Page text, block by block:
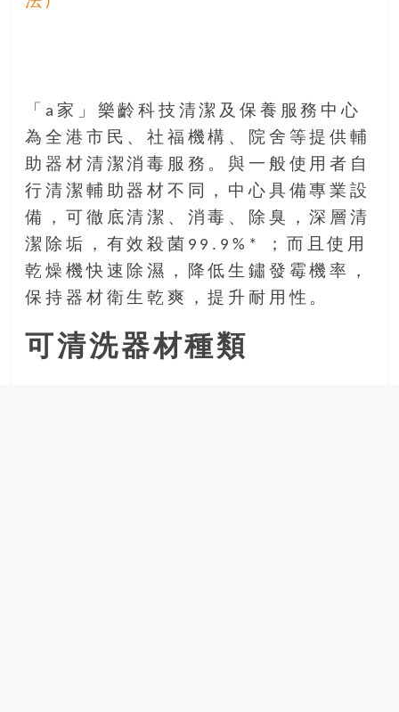
「a家」樂齡科技清潔及保養服務中心
為全港市民、社福機構、院舍等提供輔
助器材清潔消毒服務。與一般使用者自
行清潔輔助器材不同，中心具備專業設
備，可徹底清潔、消毒、除臭，深層清
潔除垢，有效殺菌99.9%* ；而且使用
乾燥機快速除濕，降低生鏽發霉機率，
保持器材衛生乾爽，提升耐用性。
可清洗器材種類